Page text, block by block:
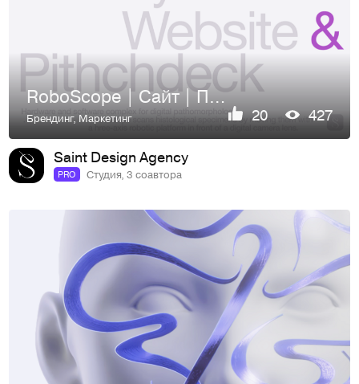
RoboScope | Сайт | Полиграфия
Брендинг,Маркетинг 20 427
Saint Design Agency
PRO Студия, 3 соавтора